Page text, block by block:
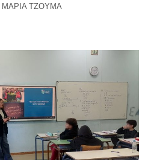
ΜΑΡΙΑ ΤΖΟΥΜΑ